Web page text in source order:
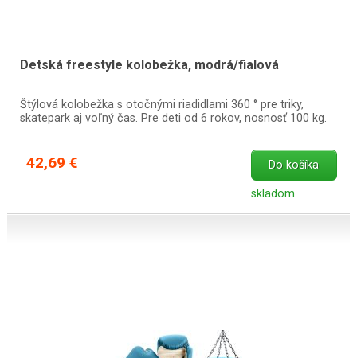
Detská freestyle kolobežka, modrá/fialová
Štýlová kolobežka s otočnými riadidlami 360 ° pre triky,
skatepark aj voľný čas. Pre deti od 6 rokov, nosnosť 100 kg.
42,69 € Do košíka
skladom